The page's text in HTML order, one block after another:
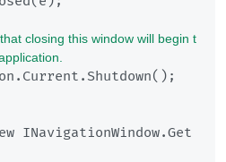
closing this window will begin t